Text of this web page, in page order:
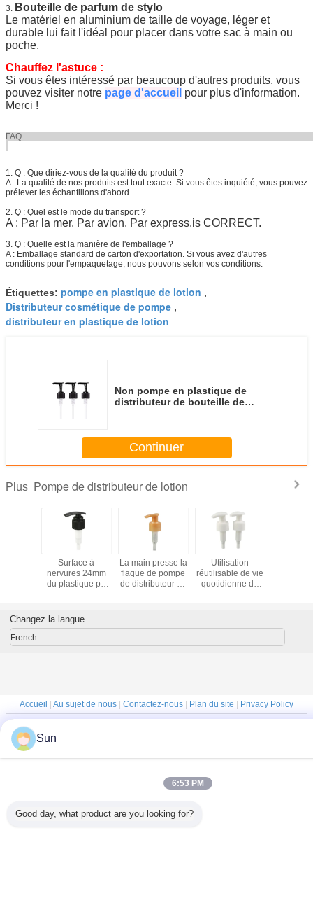
3. Bouteille de parfum de stylo
Le matériel en aluminium de taille de voyage, léger et
durable lui fait l'idéal pour placer dans votre sac à main ou
poche.
Chauffez l'astuce :
Si vous êtes intéressé par beaucoup d'autres produits, vous
pouvez visiter notre page d'accueil pour plus d'information.
Merci !
1. Q : Que diriez-vous de la qualité du produit ?
A : La qualité de nos produits est tout exacte. Si vous êtes inquiété, vous pouvez
prélever les échantillons d'abord.
2. Q : Quel est le mode du transport ?
A : Par la mer. Par avion. Par express.is CORRECT.
3. Q : Quelle est la manière de l'emballage ?
A : Emballage standard de carton d'exportation. Si vous avez d'autres
conditions pour l'empaquetage, nous pouvons selon vos conditions.
Étiquettes: pompe en plastique de lotion ,
Distributeur cosmétique de pompe ,
distributeur en plastique de lotion
Non pompe en plastique de
distributeur de bouteille de
Continuer
Plus Pompe de distributeur de lotion
Surface à
nervures 24mm
du plastique pp
distributeur 28mm
La main presse la
flaque de pompe
de distributeur de
Utilisation
réutilisable de vie
quotidienne de
gel de douche
Changez la langue
French
Accueil | Au sujet de nous | Contactez-nous | Plan du site | Privacy Policy
Copyright © 2019 - 2026 Ningbo Sunwinjer Daily Products Co,.LTD.
Sun
6:53 PM
Good day, what product are you looking for?